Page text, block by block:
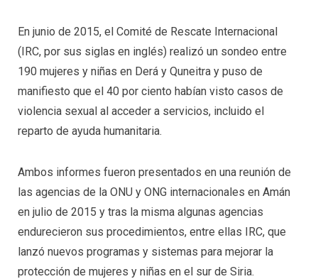
En junio de 2015, el Comité de Rescate Internacional
(IRC, por sus siglas en inglés) realizó un sondeo entre
190 mujeres y niñas en Derá y Quneitra y puso de
manifiesto que el 40 por ciento habían visto casos de
violencia sexual al acceder a servicios, incluido el
reparto de ayuda humanitaria.
Ambos informes fueron presentados en una reunión de
las agencias de la ONU y ONG internacionales en Amán
en julio de 2015 y tras la misma algunas agencias
endurecieron sus procedimientos, entre ellas IRC, que
lanzó nuevos programas y sistemas para mejorar la
protección de mujeres y niñas en el sur de Siria.